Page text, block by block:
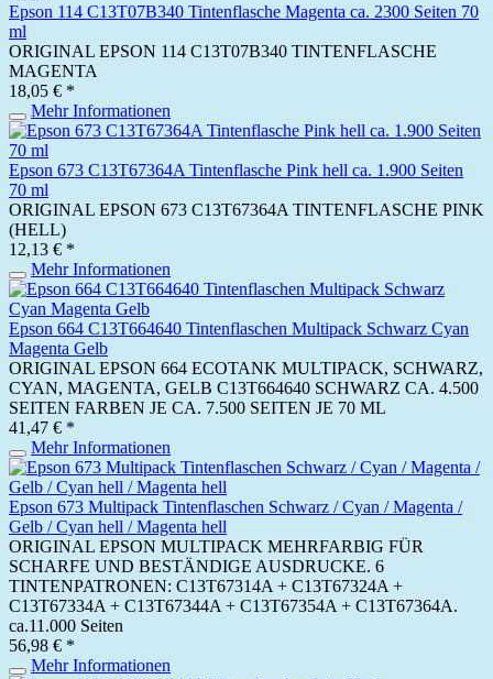
Epson 114 C13T07B340 Tintenflasche Magenta ca. 2300 Seiten 70
ml
ORIGINAL EPSON 114 C13T07B340 TINTENFLASCHE
MAGENTA
18,05 € *
Mehr Informationen
Epson 673 C13T67364A Tintenflasche Pink hell ca. 1.900 Seiten
70 ml
ORIGINAL EPSON 673 C13T67364A TINTENFLASCHE PINK
(HELL)
12,13 € *
Mehr Informationen
Epson 664 C13T664640 Tintenflaschen Multipack Schwarz Cyan
Magenta Gelb
ORIGINAL EPSON 664 ECOTANK MULTIPACK, SCHWARZ,
CYAN, MAGENTA, GELB C13T664640 SCHWARZ CA. 4.500
SEITEN FARBEN JE CA. 7.500 SEITEN JE 70 ML
41,47 € *
Mehr Informationen
Epson 673 Multipack Tintenflaschen Schwarz / Cyan / Magenta /
Gelb / Cyan hell / Magenta hell
ORIGINAL EPSON MULTIPACK MEHRFARBIG FÜR
SCHARFE UND BESTÄNDIGE AUSDRUCKE. 6
TINTENPATRONEN: C13T67314A + C13T67324A +
C13T67334A + C13T67344A + C13T67354A + C13T67364A.
ca.11.000 Seiten
56,98 € *
Mehr Informationen